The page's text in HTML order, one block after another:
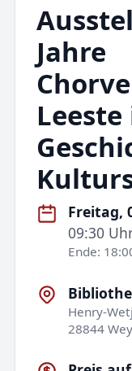
Jahre
Freitag,
09:30
Ende:
Henry-
28844